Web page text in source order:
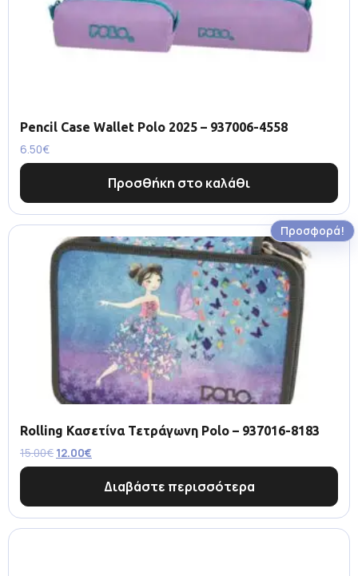
Pencil Case Wallet Polo 2025 – 937006-4558
6.50€
Προσθήκη στο καλάθι
Προσφορά!
Rolling Κασετίνα Τετράγωνη Polo – 937016-8183
15.00€ 12.00€
Διαβάστε περισσότερα